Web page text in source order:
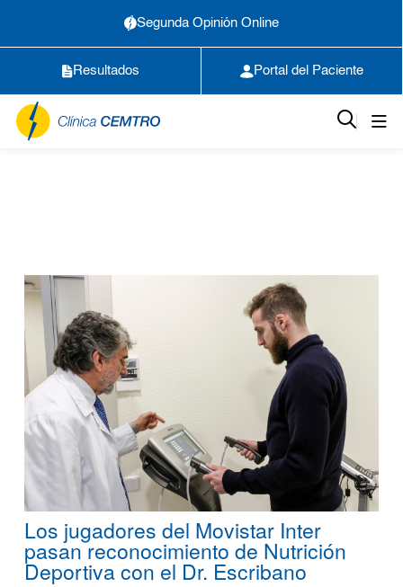
Segunda Opinión Online
Resultados Portal del Paciente
Los jugadores del Movistar Inter
pasan reconocimiento de Nutrición
Deportiva con el Dr. Escribano